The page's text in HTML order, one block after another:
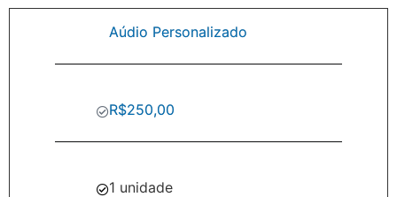
Aúdio Personalizado
R$250,00
1 unidade